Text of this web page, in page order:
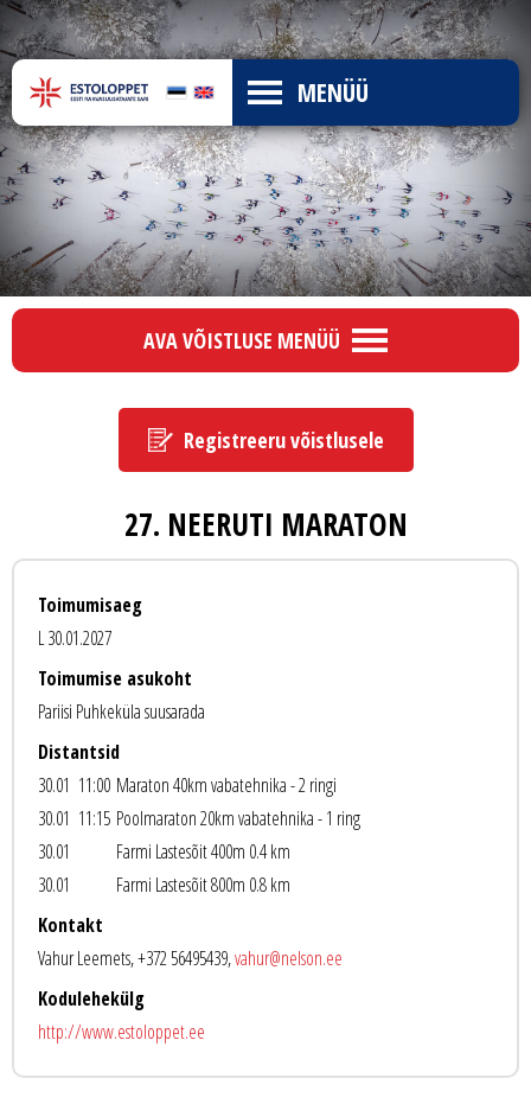
MENÜÜ
AVA VÕISTLUSE MENÜÜ
Registreeru võistlusele
27. NEERUTI MARATON
Toimumisaeg
L 30.01.2027
Toimumise asukoht
Pariisi Puhkeküla suusarada
Distantsid
30.01 11:00 Maraton 40km vabatehnika - 2 ringi
30.01 11:15 Poolmaraton 20km vabatehnika - 1 ring
30.01
Farmi Lastesõit 400m 0.4 km
30.01
Farmi Lastesõit 800m 0.8 km
Kontakt
Vahur Leemets, +372 56495439,vahur@nelson.ee
Kodulehekülg
http://www.estoloppet.ee